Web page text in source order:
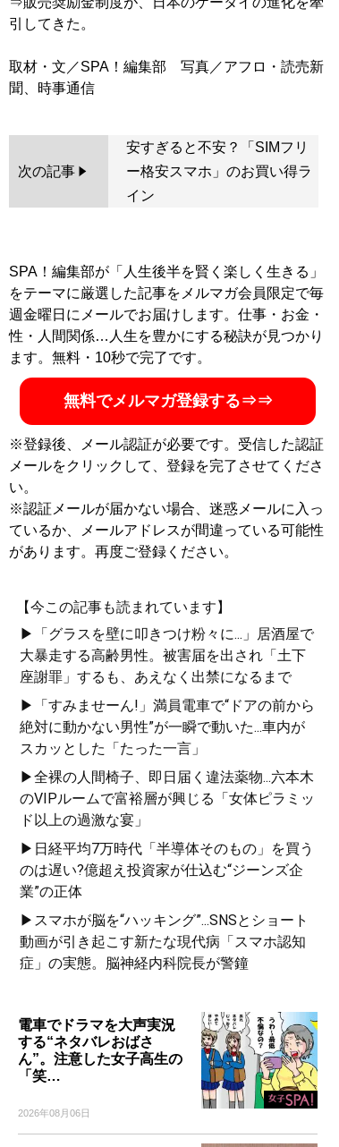
引してきた。
取材・文／SPA！編集部 写真／アフロ・読売新
次の記事
安すぎると不安？「SIMフリ
ー格安スマホ」のお買い得ラ
イン
SPA！編集部が「人生後半を賢く楽しく生きる」
をテーマに厳選した記事をメルマガ会員限定で毎
週金曜日にメールでお届けします。仕事・お金・
性・人間関係…人生を豊かにする秘訣が見つかり
ます。無料・10秒で完了です。
無料でメルマガ登録する⇒⇒
※登録後、メール認証が必要です。受信した認証
メールをクリックして、登録を完了させてくださ
い。
※認証メールが届かない場合、迷惑メールに入っ
ているか、メールアドレスが間違っている可能性
があります。再度ご登録ください。
【今この記事も読まれています】
▶「グラスを壁に叩きつけ粉々に...」居酒屋で
大暴走する高齢男性。被害届を出され「土下
座謝罪」するも、あえなく出禁になるまで
▶「すみませーん!」満員電車で“ドアの前から
絶対に動かない男性”が一瞬で動いた...車内が
スカッとした「たった一言」
▶全裸の人間椅子、即日届く違法薬物...六本木
のVIPルームで富裕層が興じる「女体ピラミッ
ド以上の過激な宴」
▶日経平均7万時代「半導体そのもの」を買う
のは遅い?億超え投資家が仕込む“ジーンズ企
業”の正体
▶スマホが脳を“ハッキング”...SNSとショート
動画が引き起こす新たな現代病「スマホ認知
症」の実態。脳神経内科院長が警鐘
電車でドラマを大声実況
する“ネタバレおばさ
ん”。注意した女子高生の
「笑…
2026年08月06日